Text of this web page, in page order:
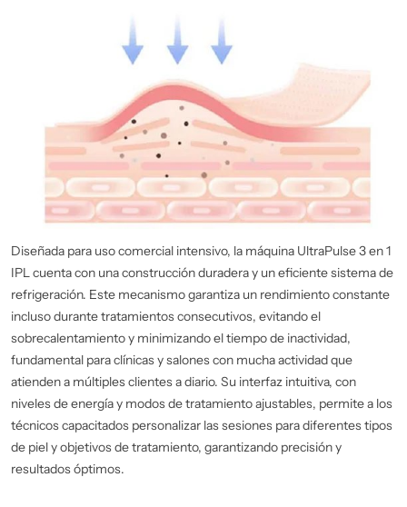
Diseñada para uso comercial intensivo, la máquina UltraPulse 3 en 1
IPL cuenta con una construcción duradera y un eficiente sistema de
refrigeración. Este mecanismo garantiza un rendimiento constante
incluso durante tratamientos consecutivos, evitando el
sobrecalentamiento y minimizando el tiempo de inactividad,
fundamental para clínicas y salones con mucha actividad que
atienden a múltiples clientes a diario. Su interfaz intuitiva, con
niveles de energía y modos de tratamiento ajustables, permite a los
técnicos capacitados personalizar las sesiones para diferentes tipos
de piel y objetivos de tratamiento, garantizando precisión y
resultados óptimos.